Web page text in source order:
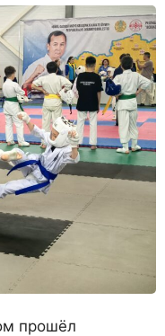
прошёл